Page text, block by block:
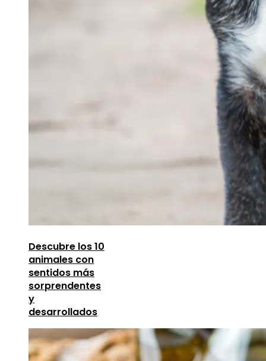
Descubre los 10
animales con
sentidos más
sorprendentes
y
desarrollados